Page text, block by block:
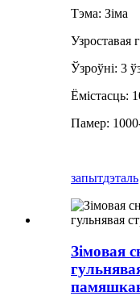
Тэма: Зіма
Узроставая
Ўзроўні: 3
Ёмістасць:
Памер:
запытдэталь
Зімовая